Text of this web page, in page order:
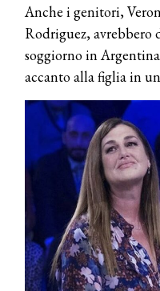
Anche i genitori,
Rodriguez, avrebbero
soggiorno in
accanto alla figlia in